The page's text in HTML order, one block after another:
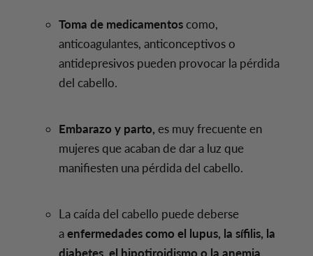
Toma de medicamentoscomo,
anticoagulantes, anticonceptivos o
antidepresivos pueden provocar la pérdida
del cabello.
Embarazo y parto, es muy frecuente en
mujeres que acaban de dar a luz que
manifiesten una pérdida del cabello.
La caída del cabello puede deberse
aenfermedadescomo el lupus, la sífilis, la
diabetes, el hipotiroidismo o la anemia.